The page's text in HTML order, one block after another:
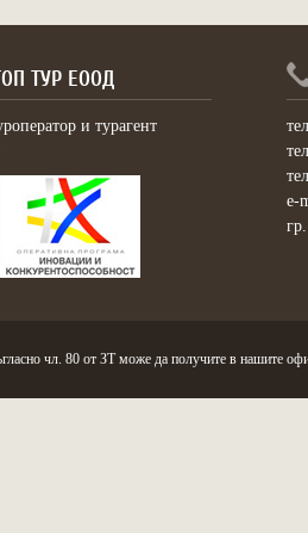
ТУР ЕООД
и турагент
e-
чл. 80 от ЗТ може да получите в нашите